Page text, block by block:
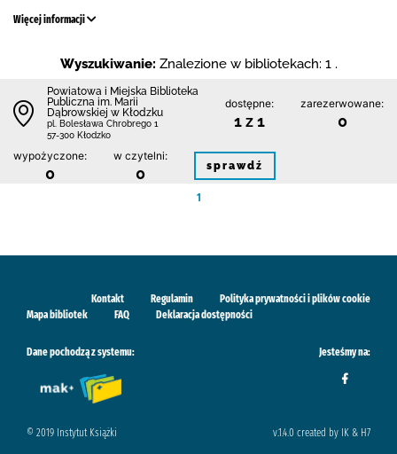
Więcej informacji
Wyszukiwanie: Znalezione w bibliotekach: 1 .
Powiatowa i Miejska Biblioteka
Publiczna im. Marii
Dąbrowskiej w Kłodzku
pl. Bolesława Chrobrego 1
57-300 Kłodzko
dostępne:
1 z 1
zarezerwowane:
0
wypożyczone:
0
w czytelni:
0 sprawdź
1
Kontakt Regulamin
Polityka prywatności i plików cookie
Mapa bibliotek
FAQ Deklaracja dostępności
Dane pochodzą z systemu: Jesteśmy na:
© 2019 Instytut Książki v.1.4.0 created by IK & H7